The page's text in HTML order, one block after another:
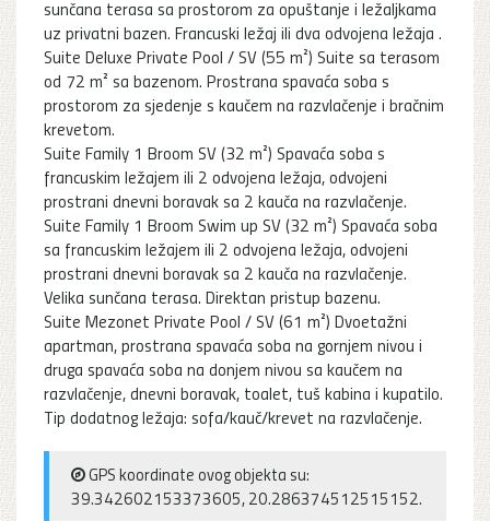
sunčana terasa sa prostorom za opuštanje i ležaljkama
uz privatni bazen. Francuski ležaj ili dva odvojena ležaja .
Suite Deluxe Private Pool / SV (55 m²) Suite sa terasom
od 72 m² sa bazenom. Prostrana spavaća soba s
prostorom za sjedenje s kaučem na razvlačenje i bračnim
krevetom.
Suite Family 1 Broom SV (32 m²) Spavaća soba s
francuskim ležajem ili 2 odvojena ležaja, odvojeni
prostrani dnevni boravak sa 2 kauča na razvlačenje.
Suite Family 1 Broom Swim up SV (32 m²) Spavaća soba
sa francuskim ležajem ili 2 odvojena ležaja, odvojeni
prostrani dnevni boravak sa 2 kauča na razvlačenje.
Velika sunčana terasa. Direktan pristup bazenu.
Suite Mezonet Private Pool / SV (61 m²) Dvoetažni
apartman, prostrana spavaća soba na gornjem nivou i
druga spavaća soba na donjem nivou sa kaučem na
razvlačenje, dnevni boravak, toalet, tuš kabina i kupatilo.
Tip dodatnog ležaja: sofa/kauč/krevet na razvlačenje.
GPS koordinate ovog objekta su:
39.342602153373605, 20.286374512515152.